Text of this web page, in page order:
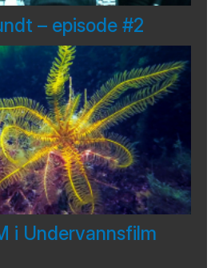
– episode #2
i Undervannsfilm